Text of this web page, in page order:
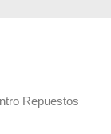
Repuestos